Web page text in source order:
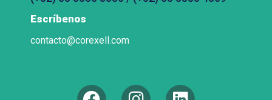
Escríbenos
contacto@corexell.com